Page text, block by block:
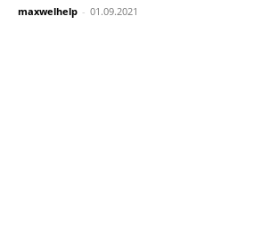
maxwelhelp - 01.09.2021